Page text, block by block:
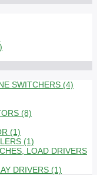
SWITCHERS (4)
(8)
(1)
(1)
LOAD DRIVERS
DRIVERS (1)